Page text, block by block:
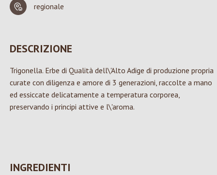
regionale
DESCRIZIONE
Trigonella. Erbe di Qualità dell\'Alto Adige di produzione propria
curate con diligenza e amore di 3 generazioni, raccolte a mano
ed essiccate delicatamente a temperatura corporea,
preservando i principi attive e l\'aroma.
INGREDIENTI